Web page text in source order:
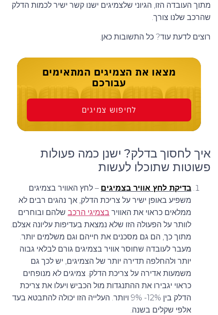
107
107/105
108/106
110
110/108
111
112
112/110
113
113/111
115/113
116/113
מתוך העובדה הזו, הגיוני שלצמיגים ישנו קשר ישיר לכמות הדלק
שהרכב שלנו צורך.
רוצים לדעת עוד? כל התשובות כאן.
מצאו את הצמיגים המתאימים
עבורכם
לחיפוש צמיגים
איך לחסוך בדלק? ישנן כמה פעולות
פשוטות שתוכלו לעשות
בדיקת לחץ אוויר בצמיגים – לחץ האוויר בצמיגים
משפיע באופן ישיר על צריכת הדלק, אך נהגים רבים לא
ממלאים כראוי את האוויר בצמיגי הרכב שלהם ובוחרים
לוותר על הפעולה הזו שלא נמצאת בעדיפות עליונה אצלם.
מתוך כך, הם גם מסכנים את חייהם וגם משלמים יותר.
מעבר לעובדה שחוסר אוויר בצמיגים גורם לבלאי גבוה
יותר ולהחלפה תדירה יותר של הצמיגים, יש לכך גם
משמעות אדירה על צריכת הדלק. צמיגים לא מנופחים
כראוי יגבירו את ההתנגדות מול הכביש ויעלו את צריכת
הדלק בין 12%- 9% ויותר. העלייה הזו יכולה להתבטא בעד
אלפי שקלים בשנה.